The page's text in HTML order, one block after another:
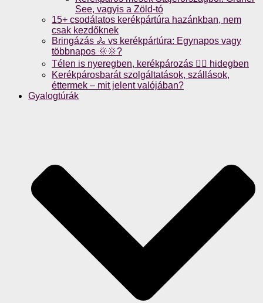
See, vagyis a Zöld-tó
15+ csodálatos kerékpártúra hazánkban, nem
csak kezdőknek
Bringázás 🚴 vs kerékpártúra: Egynapos vagy
többnapos 🌞🌞?
Télen is nyeregben, kerékpározás 🚴‍♀️ hidegben
Kerékpárosbarát szolgáltatások, szállások,
éttermek – mit jelent valójában?
Gyalogtúrák